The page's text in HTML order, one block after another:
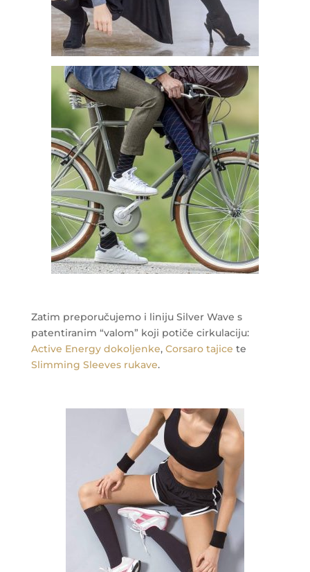
Zatim preporučujemo i liniju Silver Wave s
patentiranim “valom” koji potiče cirkulaciju:
Active Energy dokoljenke, Corsaro tajice te
Slimming Sleeves rukave.